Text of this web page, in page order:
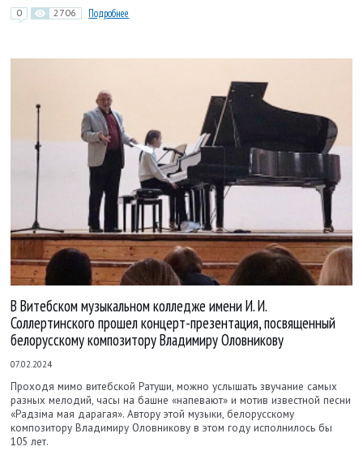
0 2706 Подробнее
В Витебском музыкальном колледже имени И. И.
Соллертинского прошел концерт-презентация, посвященный
белорусскому композитору Владимиру Оловникову
07.02.2024
Проходя мимо витебской Ратуши, можно услышать звучание самых
разных мелодий, часы на башне «напевают» и мотив известной песни
«Радзiма мая дарагая». Автору этой музыки, белорусскому
композитору Владимиру Оловникову в этом году исполнилось бы
105 лет.